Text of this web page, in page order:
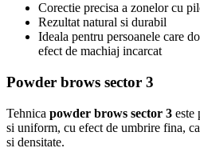
Corectie precisa a zonelor cu
Rezultat natural si durabil
Ideala pentru persoanele care
efect de machiaj incarcat
Powder brows sector 3
Tehnica powder brows sector 3 este
si uniform, cu efect de umbrire fina,
si densitate.